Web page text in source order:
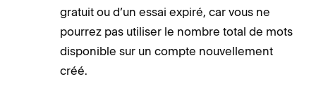
gratuit ou d’un essai expiré, car vous ne
pourrez pas utiliser le nombre total de mots
disponible sur un compte nouvellement
créé.